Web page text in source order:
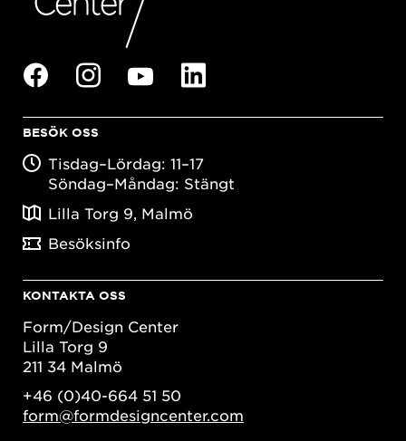
BESÖK OSS
Tisdag–Lördag: 11–17
Söndag–Måndag: Stängt
Lilla Torg 9, Malmö
Besöksinfo
KONTAKTA OSS
Form/Design Center
Lilla Torg 9
211 34 Malmö
+46 (0)40-664 51 50
form@formdesigncenter.com